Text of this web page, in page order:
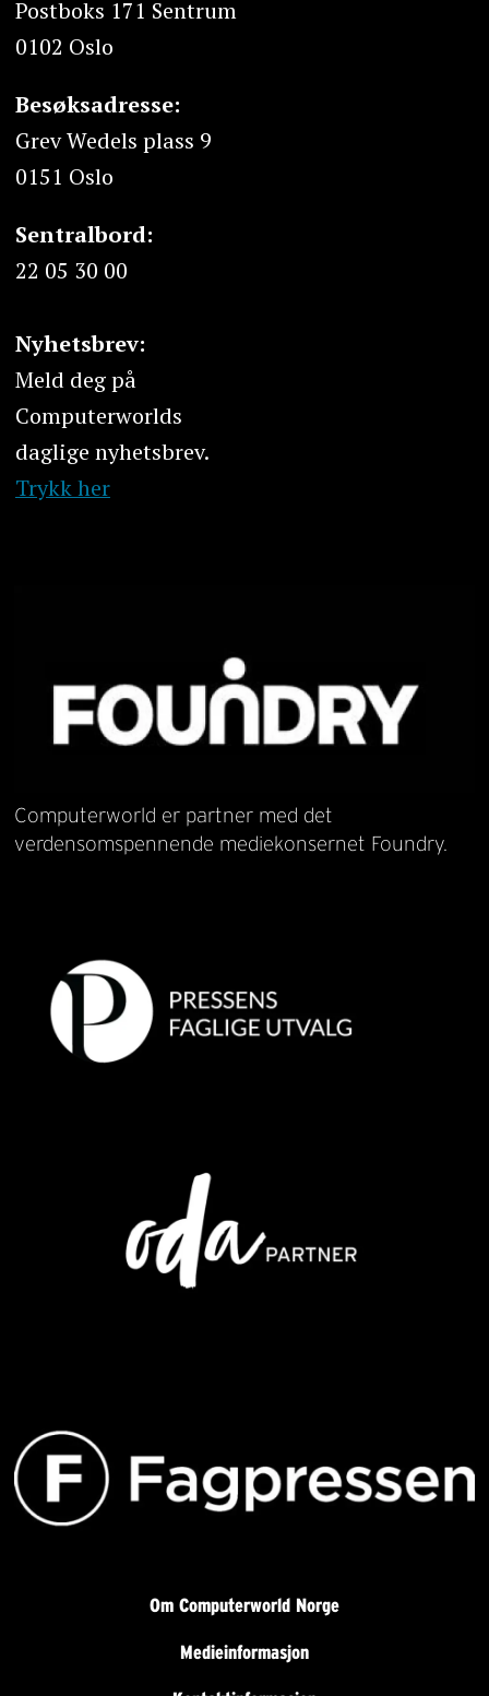
Postboks 171 Sentrum
0102 Oslo
Besøksadresse:
Grev Wedels plass 9
0151 Oslo
Sentralbord:
22 05 30 00
Nyhetsbrev:
Meld deg på
Computerworlds
daglige nyhetsbrev.
Trykk her
Computerworld er partner med det
verdensomspennende mediekonsernet Foundry.
Om Computerworld Norge
Medieinformasjon